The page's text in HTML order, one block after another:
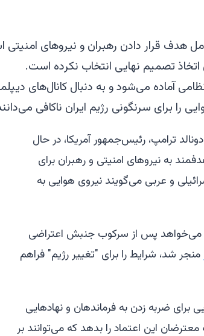
هدف قرار دادن رهبران و نیروهای
تصمیم نهایی انتخاب نکرده است.
آماده می‌شود و به دنبال کانال‌های
را برای سرنگونی رژیم ایران ناکافی
دونالد ترامپ، رئیس‌جمهور آمریکا، در حال
به نیروهای امنیتی و رهبران برای
و عربی می‌گویند نیروی هوایی به
می‌خواهد پس از سرکوب جنبش اعتراضی
منجر شد، شرایط را برای "تغییر رژیم" فراهم
برای ضربه زدن به فرماندهان و نهادهایی
این اعتماد را بدهد که می‌توانند بر